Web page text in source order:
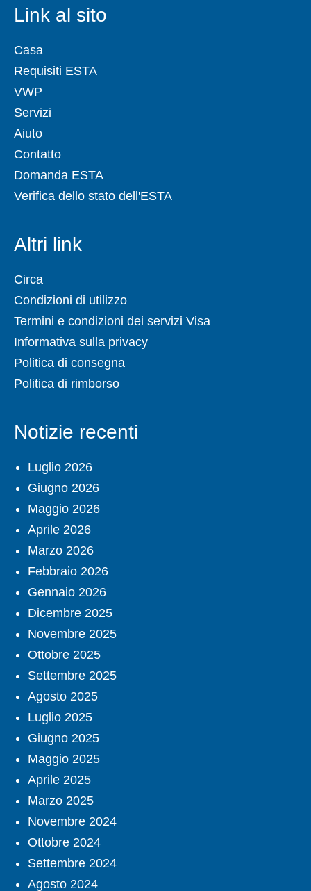
Link al sito
Casa
Requisiti ESTA
VWP
Servizi
Aiuto
Contatto
Domanda ESTA
Verifica dello stato dell'ESTA
Altri link
Circa
Condizioni di utilizzo
Termini e condizioni dei servizi Visa
Informativa sulla privacy
Politica di consegna
Politica di rimborso
Notizie recenti
Luglio 2026
Giugno 2026
Maggio 2026
Aprile 2026
Marzo 2026
Febbraio 2026
Gennaio 2026
Dicembre 2025
Novembre 2025
Ottobre 2025
Settembre 2025
Agosto 2025
Luglio 2025
Giugno 2025
Maggio 2025
Aprile 2025
Marzo 2025
Novembre 2024
Ottobre 2024
Settembre 2024
Agosto 2024